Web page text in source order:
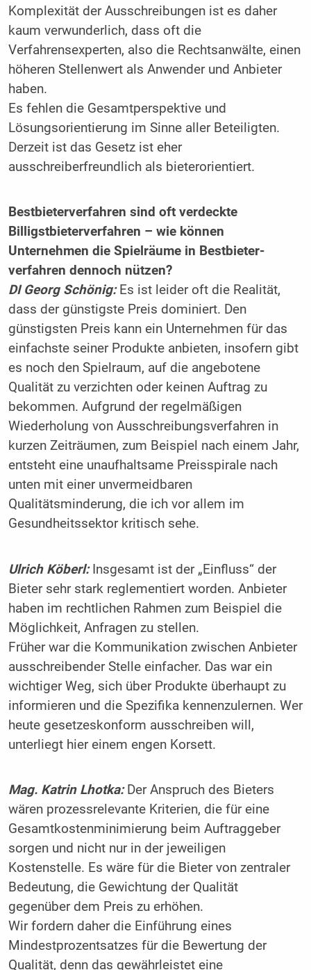
Komplexität der Ausschreibungen ist es daher
kaum verwunderlich, dass oft die
Verfahrensexperten, also die Rechtsanwälte, einen
höheren Stellenwert als Anwender und Anbieter
haben.
Es fehlen die Gesamtperspektive und
Lösungsorientierung im Sinne aller Beteiligten.
Derzeit ist das Gesetz ist eher
ausschreiberfreundlich als bieterorientiert.
Bestbieterverfahren sind oft verdeckte
Billigstbieterverfahren – wie können
Unternehmen die Spielräume in Bestbieter-
verfahren dennoch nützen?
DI Georg Schönig:Es ist leider oft die Realität,
dass der günstigste Preis dominiert. Den
günstigsten Preis kann ein Unternehmen für das
einfachste seiner Produkte anbieten, insofern gibt
es noch den Spielraum, auf die angebotene
Qualität zu verzichten oder keinen Auftrag zu
bekommen. Aufgrund der regelmäßigen
Wiederholung von Ausschreibungsverfahren in
kurzen Zeiträumen, zum Beispiel nach einem Jahr,
entsteht eine unaufhaltsame Preisspirale nach
unten mit einer unvermeidbaren
Qualitätsminderung, die ich vor allem im
Gesundheitssektor kritisch sehe.
Ulrich Köberl: Insgesamt ist der „Einfluss“ der
Bieter sehr stark reglementiert worden. Anbieter
haben im rechtlichen Rahmen zum Beispiel die
Möglichkeit, Anfragen zu stellen.
Früher war die Kommunikation zwischen Anbieter
ausschreibender Stelle einfacher. Das war ein
wichtiger Weg, sich über Produkte überhaupt zu
informieren und die Spezifika kennenzulernen. Wer
heute gesetzes­konform ausschreiben will,
unterliegt hier einem engen Korsett.
Mag. Katrin Lhotka:Der Anspruch des Bieters
wären prozessrelevante Kriterien, die für eine
Gesamtkostenminimierung beim Auftraggeber
sorgen und nicht nur in der jeweiligen
Kostenstelle. Es wäre für die Bieter von zentraler
Bedeutung, die Gewichtung der Qualität
gegenüber dem Preis zu erhöhen.
Wir fordern daher die Einführung eines
Mindestprozentsatzes für die Bewertung der
Qualität, denn das gewährleistet eine